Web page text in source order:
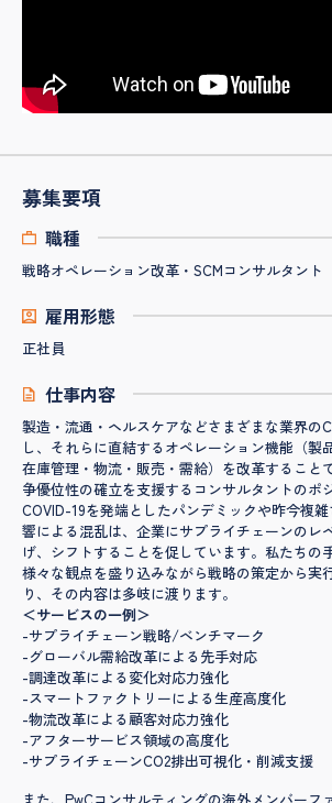
募集要項
職種
戦略オペレーション改革・SCMコンサルタント
雇用形態
正社員
仕事内容
製造・流通・ヘルスケアなどさまざまな業界の
し、それらに直結するオペレーション機能（製
在庫管理・物流・販売・需給）を改革すること
争優位性の確立を支援するコンサルタントのポ
COVID-19を発端としたパンデミックや昨今複
響による混乱は、企業にサプライチェーンのレ
げ、シフトすることを促しています。私たちの
様々な観点を盛り込みながら戦略の策定から実
り、その内容は多岐に渡ります。
＜サービスの一例＞
-サプライチェーン戦略/ベンチマーク
-グローバル需給改革による先手対応
-調達改革による変化対応力強化
-スマートファクトリーによる生産高度化
-物流改革による顧客対応力強化
-アフターサービス領域の高度化
-サプライチェーンCO2排出可視化・削減支援